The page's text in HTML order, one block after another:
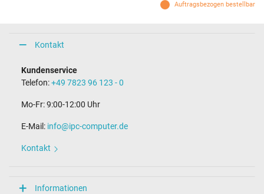
Auftragsbezogen bestellbar
Kontakt
Kundenservice
Telefon:+49 7823 96 123 - 0
Mo-Fr: 9:00-12:00 Uhr
E-Mail: info@ipc-computer.de
Kontakt
Informationen